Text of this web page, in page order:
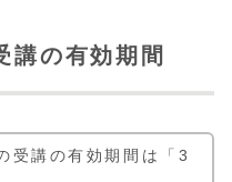
講の有効期間
受講の有効期間は「3